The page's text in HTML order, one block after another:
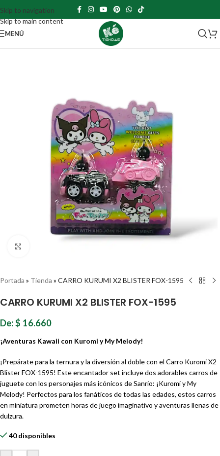
Skip to navigation
Skip to main content
MENÚ
Portada » Tienda » CARRO KURUMI X2 BLISTER FOX-1595
CARRO KURUMI X2 BLISTER FOX-1595
De:$ 16.660
¡Aventuras Kawaii con Kuromi y My Melody!
¡Prepárate para la ternura y la diversión al doble con el Carro Kuromi X2
Blister FOX-1595! Este encantador set incluye dos adorables carros de
juguete con los personajes más icónicos de Sanrio: ¡Kuromi y My
Melody! Perfectos para los fanáticos de todas las edades, estos carros
en miniatura prometen horas de juego imaginativo y aventuras llenas de
dulzura.
40 disponibles